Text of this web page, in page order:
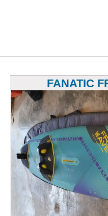
FANATIC